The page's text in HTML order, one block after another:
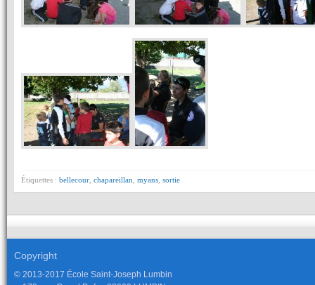
Étiquettes : bellecour chapareillan myans sortie
Copyright
© 2013-2017 École Saint-Joseph Lumbin